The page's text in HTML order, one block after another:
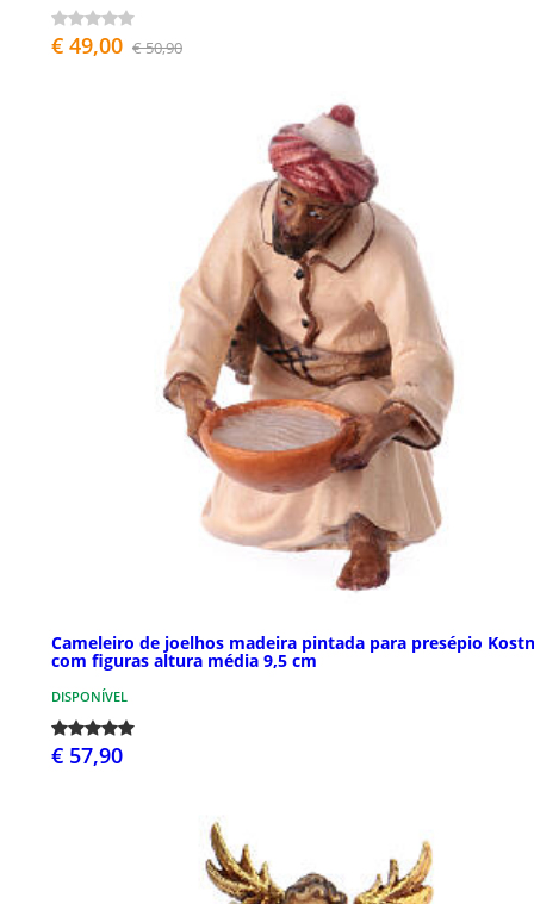
€ 49,00 € 50,90
Cameleiro de joelhos madeira pintada para presépio
com figuras altura média 9,5 cm
DISPONÍVEL
€ 57,90